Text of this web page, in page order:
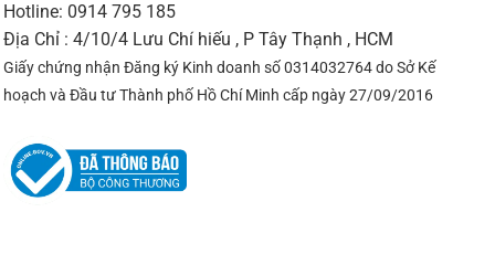
Hotline: 0914 795 185
Địa Chỉ : 4/10/4 Lưu Chí hiếu , P Tây Thạnh , HCM
Giấy chứng nhận Đăng ký Kinh doanh số 0314032764 do Sở Kế
hoạch và Đầu tư Thành phố Hồ Chí Minh cấp ngày 27/09/2016